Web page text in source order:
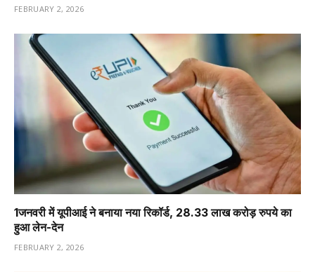
FEBRUARY 2, 2026
1️जनवरी में यूपीआई ने बनाया नया रिकॉर्ड, 28.33 लाख करोड़ रुपये का
हुआ लेन-देन
FEBRUARY 2, 2026